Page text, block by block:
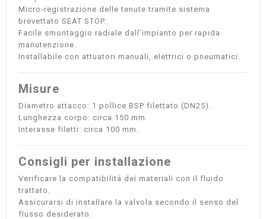
Micro-registrazione delle tenute tramite sistema
brevettato SEAT STOP.
Facile smontaggio radiale dall’impianto per rapida
manutenzione.
Installabile con attuatori manuali, elettrici o pneumatici.
Misure
Diametro attacco: 1 pollice BSP filettato (DN25).
Lunghezza corpo: circa 150 mm.
Interasse filetti: circa 100 mm.
Consigli per installazione
Verificare la compatibilità dei materiali con il fluido
trattato.
Assicurarsi di installare la valvola secondo il senso del
flusso desiderato.